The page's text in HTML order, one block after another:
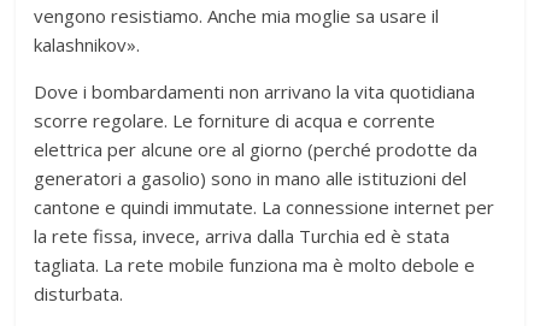
vengono resistiamo. Anche mia moglie sa usare il
kalashnikov».
Dove i bombardamenti non arrivano la vita quotidiana
scorre regolare. Le forniture di acqua e corrente
elettrica per alcune ore al giorno (perché prodotte da
generatori a gasolio) sono in mano alle istituzioni del
cantone e quindi immutate. La connessione internet per
la rete fissa, invece, arriva dalla Turchia ed è stata
tagliata. La rete mobile funziona ma è molto debole e
disturbata.